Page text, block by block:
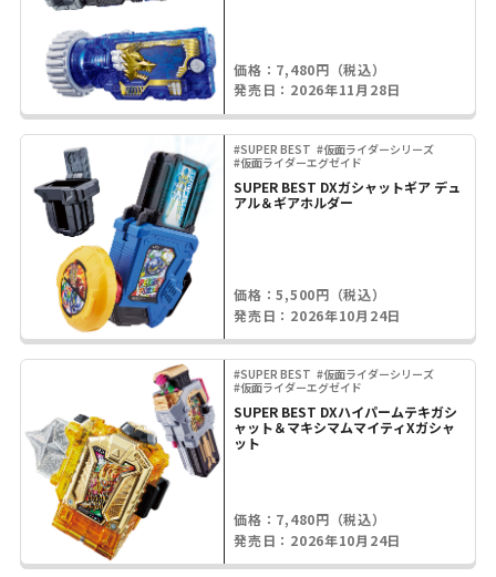
価格：7,480円（税込）
発売日：2026年11月28日
#SUPER BEST #仮面ライダーシリーズ
#仮面ライダーエグゼイド
SUPER BEST DXガシャットギア デュ
アル＆ギアホルダー
価格：5,500円（税込）
発売日：2026年10月24日
#SUPER BEST #仮面ライダーシリーズ
#仮面ライダーエグゼイド
SUPER BEST DXハイパームテキガシ
ャット＆マキシマムマイティXガシャ
ット
価格：7,480円（税込）
発売日：2026年10月24日